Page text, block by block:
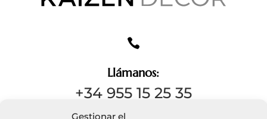
Gestionar el

Llámanos:
+34 955 15 25 35